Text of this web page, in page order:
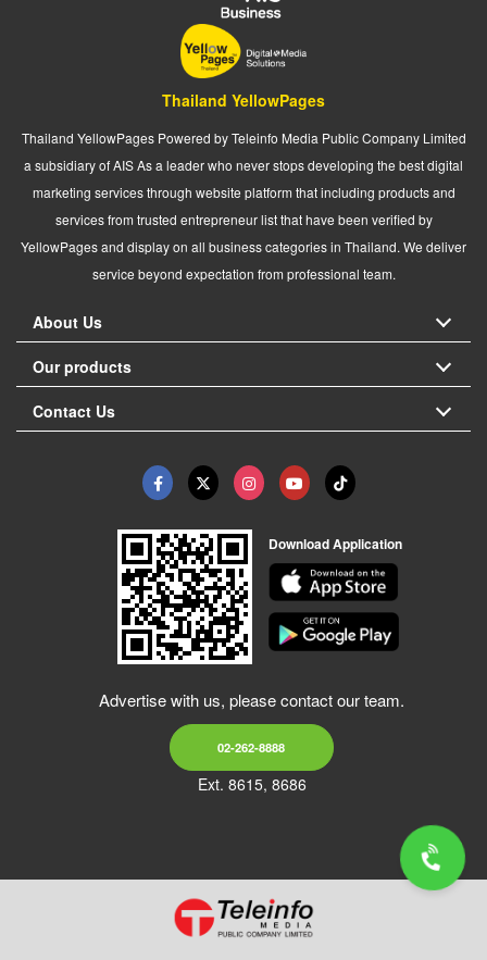
Thailand YellowPages
Thailand YellowPages Powered by Teleinfo Media Public Company Limited
a subsidiary of AIS As a leader who never stops developing the best digital
marketing services through website platform that including products and
services from trusted entrepreneur list that have been verified by
YellowPages and display on all business categories in Thailand. We deliver
service beyond expectation from professional team.
About Us
Our products
Contact Us
Download Application
Advertise with us, please contact our team.
02-262-8888
Ext. 8615, 8686